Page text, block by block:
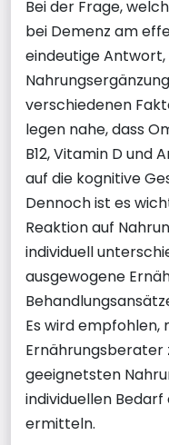
Bei der Frage,
bei Demenz am
eindeutige
verschiedenen
legen nahe, dass
B12, Vitamin D und
auf die kognitive
Dennoch ist es
Reaktion auf
individuell
ausgewogene
Es wird
Ernährungsberater
geeignetsten
individuellen
ermitteln.